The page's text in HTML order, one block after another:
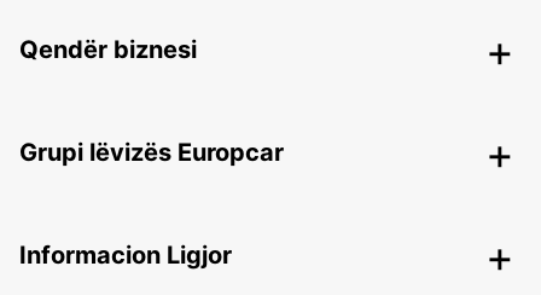
Qendër biznesi
Grupi lëvizës Europcar
Informacion Ligjor